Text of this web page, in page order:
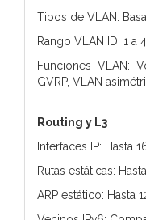
Tipos de VLAN:
Rango VLAN ID: 1 a
Funciones VLAN:
GVRP, VLAN
Routing y L3
Interfaces IP: Hasta
Rutas estáticas:
ARP estático: Hasta